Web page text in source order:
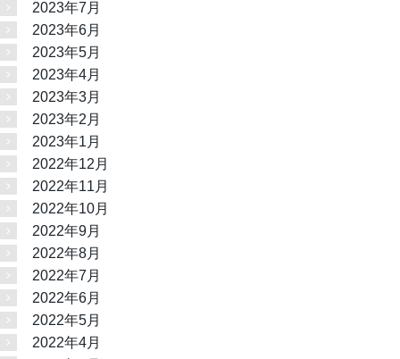
2023年7月
2023年6月
2023年5月
2023年4月
2023年3月
2023年2月
2023年1月
2022年12月
2022年11月
2022年10月
2022年9月
2022年8月
2022年7月
2022年6月
2022年5月
2022年4月